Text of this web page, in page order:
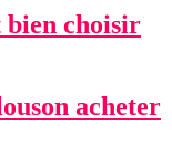
choisir
acheter